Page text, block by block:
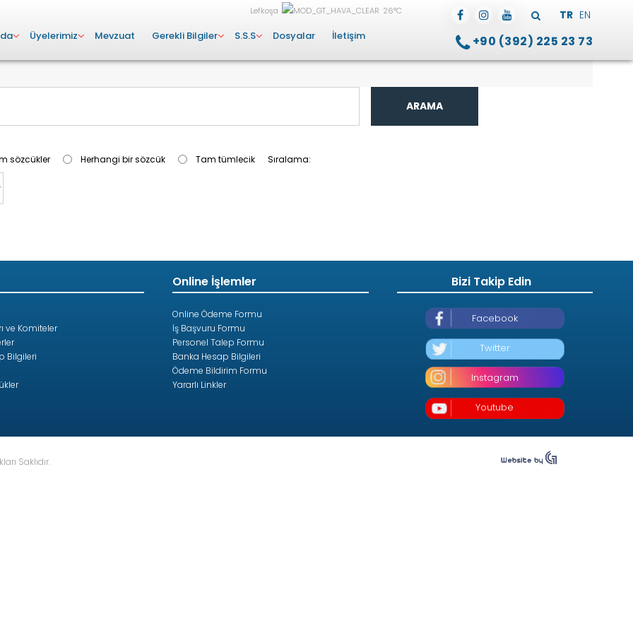
TR EN
Lefkoşa 26°C
+90 (392) 225 23 73
Üyelerimiz Mevzuat Gerekli Bilgiler S.S.S Dosyalar İletişim
ARAMA
sözcükler Herhangi bir sözcük Tam tümlecik Sıralama:
ve Komiteler
Bilgileri
Online İşlemler
Online Ödeme Formu
İş Başvuru Formu
Personel Talep Formu
Banka Hesap Bilgileri
Ödeme Bildirim Formu
Yararlı Linkler
Bizi Takip Edin
Facebook
Twitter
Instagram
Youtube
Saklıdır.